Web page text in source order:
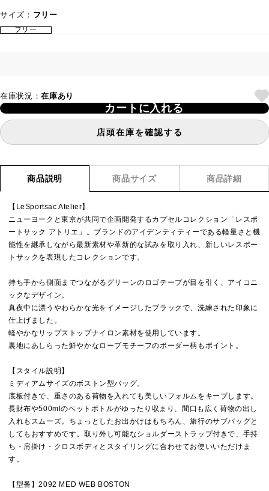
サイズ： フリー
フリー
在庫状況：在庫あり
カートに入れる
店頭在庫を確認する
商品説明 商品サイズ 商品詳細
【LeSportsac Atelier】
ニューヨークと東京が共同で企画開発するカプセルコレクション「レスポ
ートサック アトリエ」。ブランドのアイデンティティーである軽量さと機
能性を継承しながら最新素材や革新的な試みを取り入れ、新しいレスポー
トサックを表現したコレクションです。
持ち手から側面までつながるグリーンのロゴテープが目を引く、アイコニ
ックなデザイン。
真夜中に漂うやわらかな光をイメージしたブラックで、洗練された印象に
仕上げました。
軽やかなリップストップナイロン素材を使用しています。
裏地にあしらった鮮やかなロープモチーフのボーダー柄もポイント。
【スタイル説明】
ミディアムサイズのボストン型バッグ。
底板付きで、重さのある荷物を入れても美しいフォルムをキープします。
長財布や500mlのペットボトルがゆったり収まり、間口も広く荷物の出し
入れもスムーズ。ちょっとしたお出かけはもちろん、旅行のサブバッグと
してもおすすめです。取り外し可能なショルダーストラップ付きで、手持
ち・肩掛け・クロスボディとスタイリングに合わせてお使いいただけま
す。
【型番】2092 MED WEB BOSTON